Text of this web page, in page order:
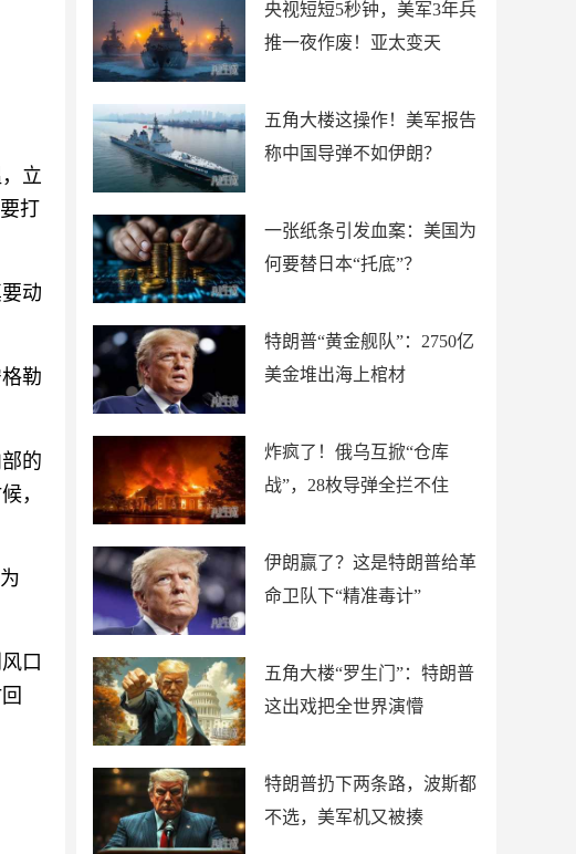
立
打
动
勒
的
，
口
央视短短5秒钟，美军3年兵
推一夜作废！亚太变天
五角大楼这操作！美军报告
称中国导弹不如伊朗？
一张纸条引发血案：美国为
何要替日本“托底”？
特朗普“黄金舰队”：2750亿
美金堆出海上棺材
炸疯了！俄乌互掀“仓库
战”，28枚导弹全拦不住
伊朗赢了？这是特朗普给革
命卫队下“精准毒计”
五角大楼“罗生门”：特朗普
这出戏把全世界演懵
特朗普扔下两条路，波斯都
不选，美军机又被揍